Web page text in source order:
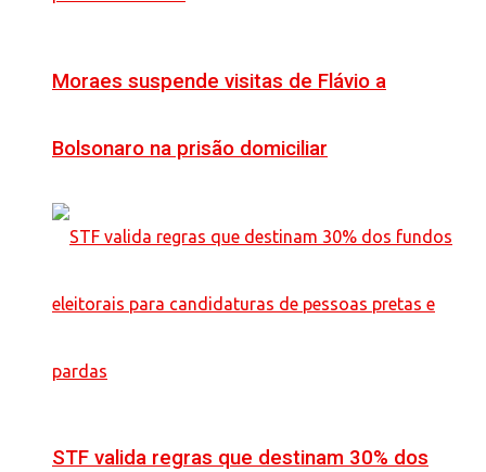
Moraes suspende visitas de Flávio a
Bolsonaro na prisão domiciliar
STF valida regras que destinam 30% dos